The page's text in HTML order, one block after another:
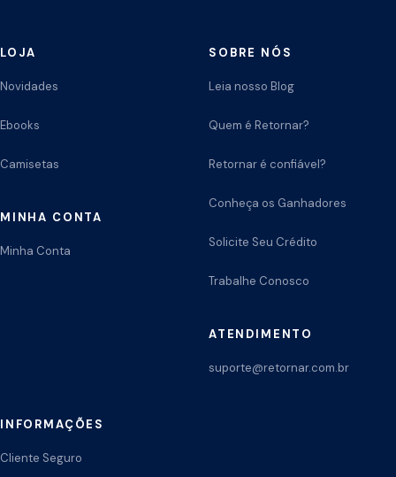
LOJA
Novidades
Ebooks
Camisetas
MINHA CONTA
Minha Conta
SOBRE NÓS
Leia nosso Blog
Quem é Retornar?
Retornar é confiável?
Conheça os Ganhadores
Solicite Seu Crédito
Trabalhe Conosco
ATENDIMENTO
suporte@retornar.com.br
INFORMAÇÕES
Cliente Seguro